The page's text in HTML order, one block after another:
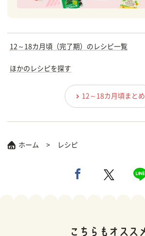
12～18カ月頃（完了期）のレシピ一覧
ほかのレシピを探す
12～18カ月頃まとめ
ホーム レシピ